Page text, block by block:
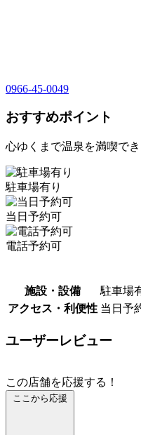
0966-45-0049
おすすめポイント
心ゆくまで温泉を満喫で
駐車場有り
当日予約可
電話予約可
施設・設備
駐車場
アクセス・利便性 当日予
ユーザーレビュー
この店舗を応援する！
ここから応援